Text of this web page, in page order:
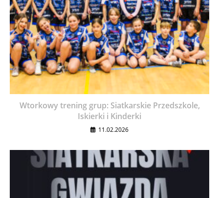
Wtorkowy trening grup: Siatkarskie Przedszkole,
Iskierki i Kinderki
11.02.2026